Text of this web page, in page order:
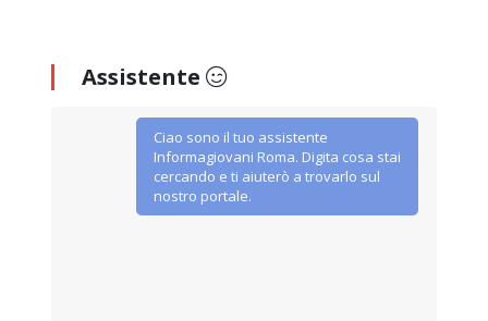
Assistente
Ciao sono il tuo assistente
Informagiovani Roma. Digita cosa stai
cercando e ti aiuterò a trovarlo sul
nostro portale.